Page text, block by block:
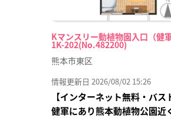
Kマンスリー動植物園入口（健
1K-202(No.482200)
熊本市東区
情報更新日 2026/08/02 15:26
【インターネット無料・バス
健軍にあり熊本動植物公園近